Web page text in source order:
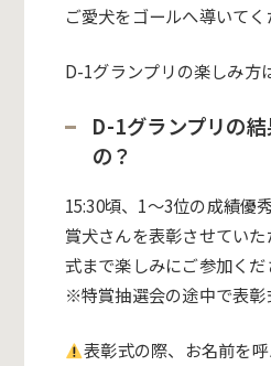
ご愛犬をゴールへ導いてく
D-1グランプリの楽しみ方
D-1グランプリの
の？
15:30頃、1〜3位の成績優
賞犬さんを表彰させてい
式まで楽しみにご参加く
※特賞抽選会の途中で表彰
表彰式の際、お名前を